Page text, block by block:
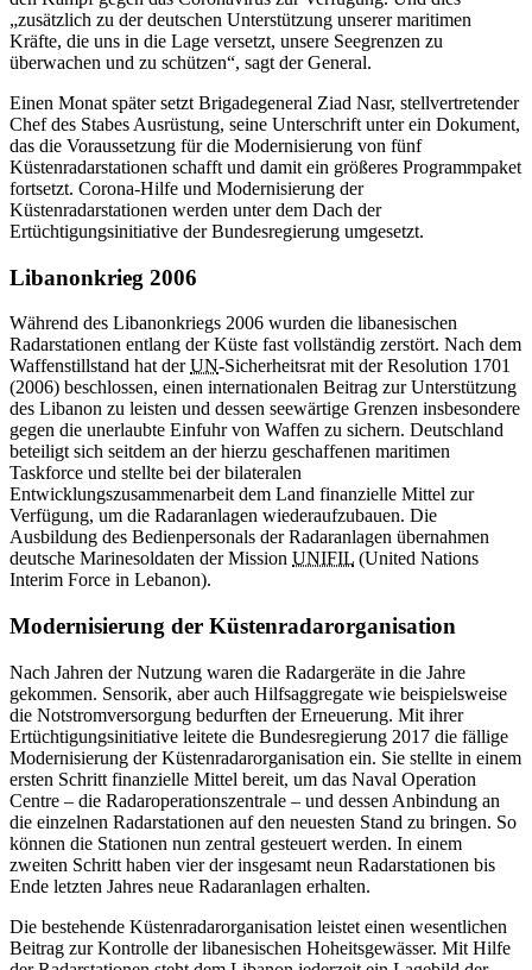
„zusätzlich zu der deutschen Unterstützung unserer maritimen
Kräfte, die uns in die Lage versetzt, unsere Seegrenzen zu
überwachen und zu schützen“, sagt der General.
Einen Monat später setzt Brigadegeneral Ziad Nasr, stellvertretender
Chef des Stabes Ausrüstung, seine Unterschrift unter ein Dokument,
das die Voraussetzung für die Modernisierung von fünf
Küstenradarstationen schafft und damit ein größeres Programmpaket
fortsetzt. Corona-Hilfe und Modernisierung der
Küstenradarstationen werden unter dem Dach der
Ertüchtigungsinitiative der Bundesregierung umgesetzt.
Libanonkrieg 2006
Während des Libanonkriegs 2006 wurden die libanesischen
Radarstationen entlang der Küste fast vollständig zerstört. Nach dem
Waffenstillstand hat derUN-Sicherheitsrat mit der Resolution 1701
(2006) beschlossen, einen internationalen Beitrag zur Unterstützung
des Libanon zu leisten und dessen seewärtige Grenzen insbesondere
gegen die unerlaubte Einfuhr von Waffen zu sichern. Deutschland
beteiligt sich seitdem an der hierzu geschaffenen maritimen
Taskforce und stellte bei der bilateralen
Entwicklungszusammenarbeit dem Land finanzielle Mittel zur
Verfügung, um die Radaranlagen wiederaufzubauen. Die
Ausbildung des Bedienpersonals der Radaranlagen übernahmen
deutsche Marinesoldaten der Mission UNIFIL (United Nations
Interim Force in Lebanon).
Modernisierung der Küstenradarorganisation
Nach Jahren der Nutzung waren die Radargeräte in die Jahre
gekommen. Sensorik, aber auch Hilfsaggregate wie beispielsweise
die Notstromversorgung bedurften der Erneuerung. Mit ihrer
Ertüchtigungsinitiative leitete die Bundesregierung 2017 die fällige
Modernisierung der Küstenradarorganisation ein. Sie stellte in einem
ersten Schritt finanzielle Mittel bereit, um das Naval Operation
Centre – die Radaroperationszentrale – und dessen Anbindung an
die einzelnen Radarstationen auf den neuesten Stand zu bringen. So
können die Stationen nun zentral gesteuert werden. In einem
zweiten Schritt haben vier der insgesamt neun Radarstationen bis
Ende letzten Jahres neue Radaranlagen erhalten.
Die bestehende Küstenradarorganisation leistet einen wesentlichen
Beitrag zur Kontrolle der libanesischen Hoheitsgewässer. Mit Hilfe